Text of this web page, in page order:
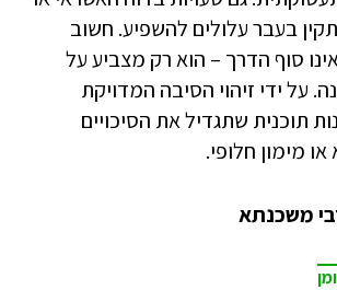
תקין בעבר עלולים להשפיע. חשוב
סוף הדרך – הוא רק מצביע על
על ידי זיהוי הסיבה המדויקת
תוכנית שתגדיל את הסיכויים
מימון חלופי.
משכנתא